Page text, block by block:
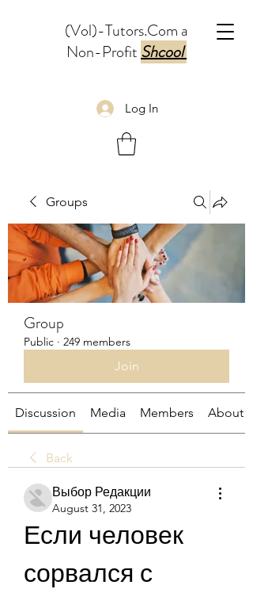
(Vol)-Tutors.Com a
Non-ProfitShcool
Log In
Groups
Group
Public · 249 members
Join
Discussion Media Members About
Back
Выбор Редакции
August 31, 2023
Если человек
сорвался с